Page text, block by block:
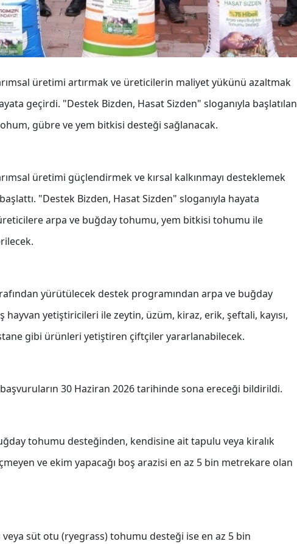
üretimi artırmak ve üreticilerin maliyet yükünü azaltmak
geçirdi. "Destek Bizden, Hasat Sizden" sloganıyla başlatılan
gübre ve yem bitkisi desteği sağlanacak.
üretimi güçlendirmek ve kırsal kalkınmayı desteklemek
"Destek Bizden, Hasat Sizden" sloganıyla hayata
arpa ve buğday tohumu, yem bitkisi tohumu ile
yürütülecek destek programından arpa ve buğday
yetiştiricileri ile zeytin, üzüm, kiraz, erik, şeftali, kayısı,
gibi ürünleri yetiştiren çiftçiler yararlanabilecek.
30 Haziran 2026 tarihinde sona ereceği bildirildi.
tohumu desteğinden, kendisine ait tapulu veya kiralık
ve ekim yapacağı boş arazisi en az 5 bin metrekare olan
süt otu (ryegrass) tohumu desteği ise en az 5 bin